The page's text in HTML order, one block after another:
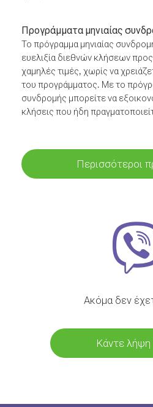
Προγράμματα μηνιαίας
Το πρόγραμμα μηνιαίας
ευελιξία διεθνών κλήσεων
χαμηλές τιμές, χωρίς να
του προγράμματος. Με το
συνδρομής μπορείτε να
κλήσεις που ήδη
Περισσότεροι
Ακόμα δεν
Κάντε